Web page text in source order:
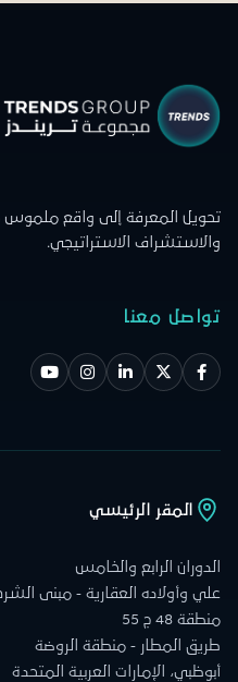
تحويل المعرفة إلى واقع ملموس
والاستشراف الاستراتيجي.
تواصل معنا
المقر الرئيسي
الدوران الرابع والخامس
علي وأولاده العقارية - مبنى
منطقة 48 ج 55
طريق المطار - منطقة الروضة
أبوظبي، الإمارات العربية المتحدة